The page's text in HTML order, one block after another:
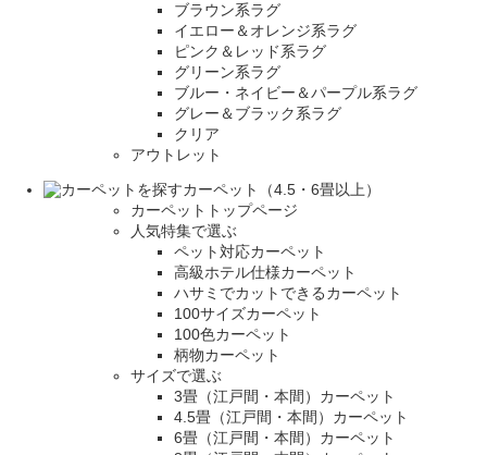
ブラウン系ラグ
イエロー＆オレンジ系ラグ
ピンク＆レッド系ラグ
グリーン系ラグ
ブルー・ネイビー＆パープル系ラグ
グレー＆ブラック系ラグ
クリア
アウトレット
カーペット（4.5・6畳以上）
カーペットトップページ
人気特集で選ぶ
ペット対応カーペット
高級ホテル仕様カーペット
ハサミでカットできるカーペット
100サイズカーペット
100色カーペット
柄物カーペット
サイズで選ぶ
3畳（江戸間・本間）カーペット
4.5畳（江戸間・本間）カーペット
6畳（江戸間・本間）カーペット